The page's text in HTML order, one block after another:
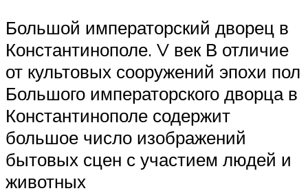
Большой императорский дворец в
Константинополе. V век В отличие
от культовых сооружений эпохи пол
Большого императорского дворца в
Константинополе содержит
большое число изображений
бытовых сцен с участием людей и
животных